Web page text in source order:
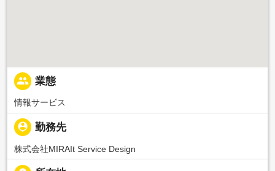
people 業態
情報サービス
person_pin 勤務先
株式会社MIRAIt Service Design